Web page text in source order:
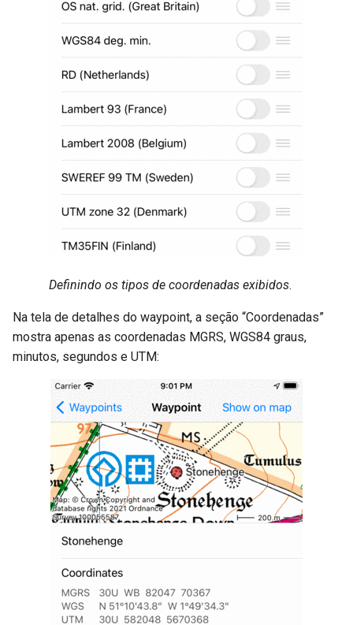
Definindo os tipos de coordenadas exibidos.
Na tela de detalhes do waypoint, a seção “Coordenadas”
mostra apenas as coordenadas MGRS, WGS84 graus,
minutos, segundos e UTM: